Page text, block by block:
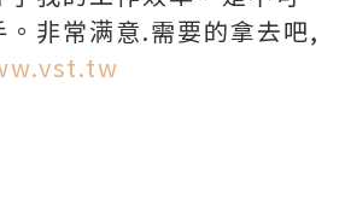
非常满意.需要的拿去吧,